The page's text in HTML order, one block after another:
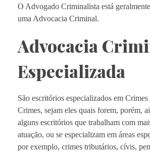
O Advogado Criminalista está
uma Advocacia Criminal.
Advocacia
Especializada
São escritórios especializados em Crimes
Crimes, sejam eles quais forem, porém,
alguns escritórios que trabalham com
atuação, ou se especializam em áreas
por exemplo, crimes tributários, cívis,